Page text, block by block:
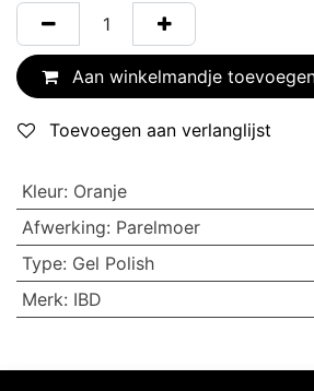
Aan winkelmandje
Toevoegen aan verlanglijst
Kleur: Oranje
Afwerking: Parelmoer
Type: Gel Polish
Merk: IBD